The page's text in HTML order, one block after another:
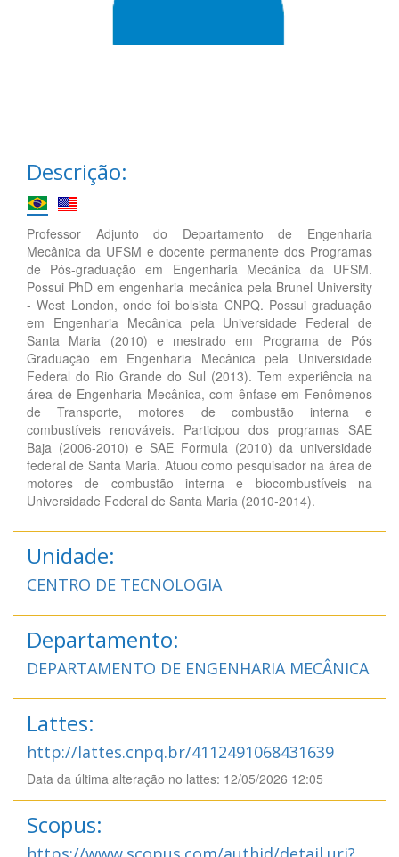
Descrição:
Professor Adjunto do Departamento de Engenharia
Mecânica da UFSM e docente permanente dos Programas
de Pós-graduação em Engenharia Mecânica da UFSM.
Possui PhD em engenharia mecânica pela Brunel University
- West London, onde foi bolsista CNPQ. Possui graduação
em Engenharia Mecânica pela Universidade Federal de
Santa Maria (2010) e mestrado em Programa de Pós
Graduação em Engenharia Mecânica pela Universidade
Federal do Rio Grande do Sul (2013). Tem experiência na
área de Engenharia Mecânica, com ênfase em Fenômenos
de Transporte, motores de combustão interna e
combustíveis renováveis. Participou dos programas SAE
Baja (2006-2010) e SAE Formula (2010) da universidade
federal de Santa Maria. Atuou como pesquisador na área de
motores de combustão interna e biocombustíveis na
Universidade Federal de Santa Maria (2010-2014).
Unidade:
CENTRO DE TECNOLOGIA
Departamento:
DEPARTAMENTO DE ENGENHARIA MECÂNICA
Lattes:
http://lattes.cnpq.br/4112491068431639
Data da última alteração no lattes: 12/05/2026 12:05
Scopus: